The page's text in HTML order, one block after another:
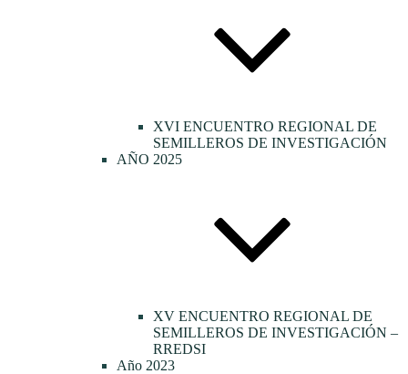
XVI ENCUENTRO REGIONAL DE
SEMILLEROS DE INVESTIGACIÓN
AÑO 2025
XV ENCUENTRO REGIONAL DE
SEMILLEROS DE INVESTIGACIÓN –
RREDSI
Año 2023